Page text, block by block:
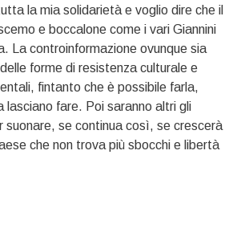
la mia solidarietà e voglio dire che il
e boccalone come i vari Giannini
La controinformazione ovunque sia
forme di resistenza culturale e
fintanto che è possibile farla,
lasciano fare. Poi saranno altri gli
suonare, se continua così, se crescerà
che non trova più sbocchi e libertà